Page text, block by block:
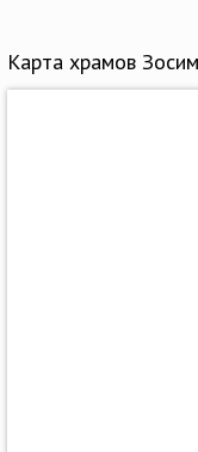
Карта храмов